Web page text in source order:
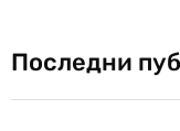
Последни